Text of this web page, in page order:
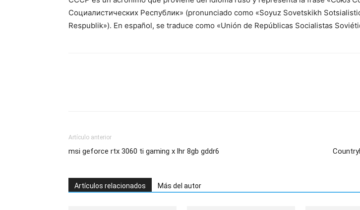
Социалистических Республик» (pronunciado como «Soyuz Sovetskikh
Respublik»). En español, se traduce como «Unión de Repúblicas Socialistas
Artículo anterior
msi geforce rtx 3060 ti gaming x lhr 8gb gddr6
Artículos relacionados Más del autor